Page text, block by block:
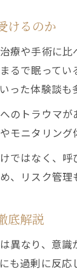
けるのか
療や手術に
るで眠って
た体験談も
のトラウマ
モニタリン
ではなく、
リスク管理
底解説
異なり、意
も過剰に反